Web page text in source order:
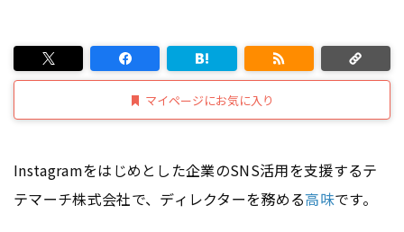
マイページにお気に入り
Instagramをはじめとした企業のSNS活用を支援するテ
テマーチ株式会社で、ディレクターを務める高味です。